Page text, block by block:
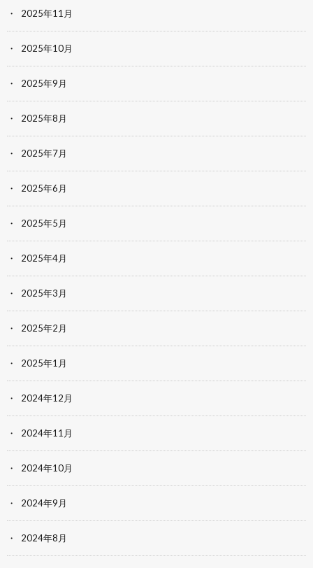
2025年11月
2025年10月
2025年9月
2025年8月
2025年7月
2025年6月
2025年5月
2025年4月
2025年3月
2025年2月
2025年1月
2024年12月
2024年11月
2024年10月
2024年9月
2024年8月